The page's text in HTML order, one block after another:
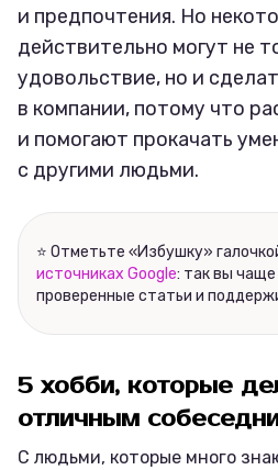
и предпочтения. Но
действительно могут не
удовольствие, но и
в компании, потому что
и помогают прокачать
с другими людьми.
⭐ Отметьте «Избушку»
источниках Google: так вы
проверенные статьи и
5 хобби, которые
отличным
С людьми, которые много